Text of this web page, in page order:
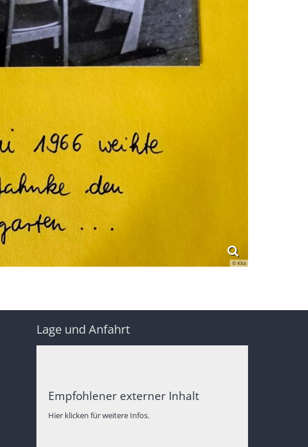
© Kita
Lage und Anfahrt
Empfohlener externer Inhalt
Hier klicken für weitere Infos.